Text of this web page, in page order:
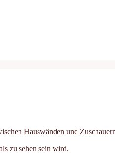
Hauswänden und
zu sehen sein wird.